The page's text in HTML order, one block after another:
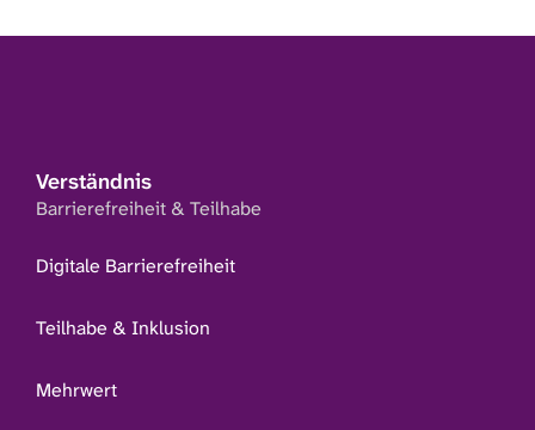
Verständnis
Barrierefreiheit & Teilhabe
Digitale Barrierefreiheit
Teilhabe & Inklusion
Mehrwert